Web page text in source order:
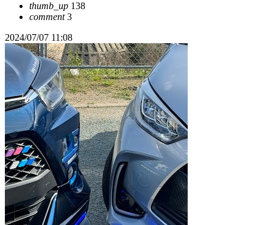
thumb_up 138
comment3
2024/07/07 11:08